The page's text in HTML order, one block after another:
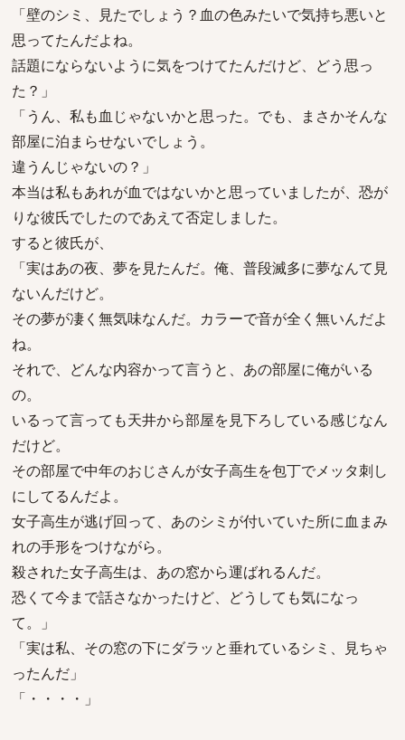
「壁のシミ、見たでしょう？血の色みたいで気持ち悪いと
思ってたんだよね。
話題にならないように気をつけてたんだけど、どう思っ
た？」
「うん、私も血じゃないかと思った。でも、まさかそんな
部屋に泊まらせないでしょう。
違うんじゃないの？」
本当は私もあれが血ではないかと思っていましたが、恐が
りな彼氏でしたのであえて否定しました。
すると彼氏が、
「実はあの夜、夢を見たんだ。俺、普段滅多に夢なんて見
ないんだけど。
その夢が凄く無気味なんだ。カラーで音が全く無いんだよ
ね。
それで、どんな内容かって言うと、あの部屋に俺がいる
の。
いるって言っても天井から部屋を見下ろしている感じなん
だけど。
その部屋で中年のおじさんが女子高生を包丁でメッタ刺し
にしてるんだよ。
女子高生が逃げ回って、あのシミが付いていた所に血まみ
れの手形をつけながら。
殺された女子高生は、あの窓から運ばれるんだ。
恐くて今まで話さなかったけど、どうしても気になっ
て。」
「実は私、その窓の下にダラッと垂れているシミ、見ちゃ
ったんだ」
「・・・・」